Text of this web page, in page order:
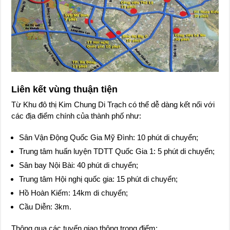
Liên kết vùng thuận tiện
Từ Khu đô thị Kim Chung Di Trạch có thể dễ dàng kết nối với
các địa điểm chính của thành phố như:
Sân Vận Động Quốc Gia Mỹ Đình: 10 phút di chuyển;
Trung tâm huấn luyện TDTT Quốc Gia 1: 5 phút di chuyển;
Sân bay Nội Bài: 40 phút di chuyển;
Trung tâm Hội nghị quốc gia: 15 phút di chuyển;
Hồ Hoàn Kiếm: 14km di chuyển;
Cầu Diễn: 3km.
Thông qua các tuyến giao thông trọng điểm: